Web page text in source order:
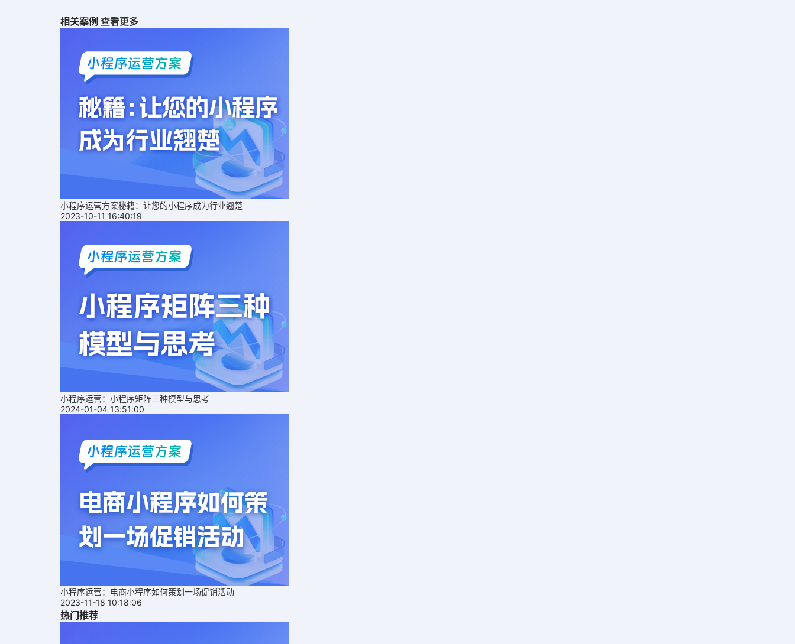
相关案例 查看更多
小程序运营方案秘籍：让您的小程序成为行业翘楚
2023-10-11 16:40:19
小程序运营：小程序矩阵三种模型与思考
2024-01-04 13:51:00
小程序运营：电商小程序如何策划一场促销活动
2023-11-18 10:18:06
热门推荐